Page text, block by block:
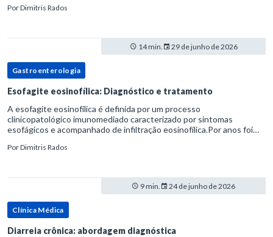
PorDimitris Rados
14 min. 29 de junho de 2026
Gastroenterologia
Esofagite eosinofílica: Diagnóstico e tratamento
A esofagite eosinofílica é definida por um processo
clinicopatológico imunomediado caracterizado por sintomas
esofágicos e acompanhado de infiltração eosinofílica.Por anos foi
refluxo gastr
PorDimitris Rados
9 min. 24 de junho de 2026
Clínica Médica
Diarreia crônica: abordagem diagnóstica